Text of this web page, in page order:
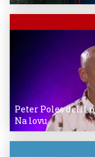
Peter Poles delil
Na lovu